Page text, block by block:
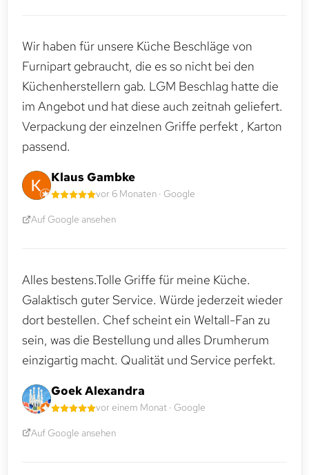
Wir haben für unsere Küche Beschläge von
Furnipart gebraucht, die es so nicht bei den
Küchenherstellern gab. LGM Beschlag hatte die
im Angebot und hat diese auch zeitnah geliefert.
Verpackung der einzelnen Griffe perfekt , Karton
passend.
Klaus Gambke
vor 6 Monaten · Google
Auf Google ansehen
Alles bestens.Tolle Griffe für meine Küche.
Galaktisch guter Service. Würde jederzeit wieder
dort bestellen. Chef scheint ein Weltall-Fan zu
sein, was die Bestellung und alles Drumherum
einzigartig macht. Qualität und Service perfekt.
Goek Alexandra
vor einem Monat · Google
Auf Google ansehen